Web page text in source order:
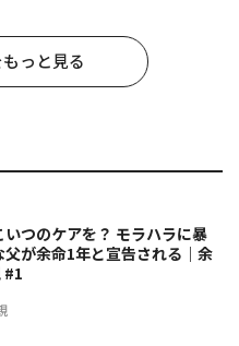
っと見る
いつのケアを？ モラハラに暴
が余命1年と宣告される｜余
#1